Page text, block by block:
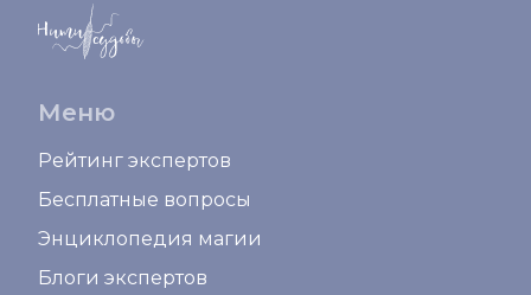
Меню
Рейтинг экспертов
Бесплатные вопросы
Энциклопедия магии
Блоги экспертов